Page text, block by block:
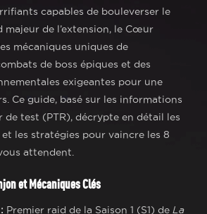
capables de bouleverser le
majeur de l’extension, le Cœur
mécaniques uniques de
de boss épiques et des
exigeantes pour une
Ce guide, basé sur les informations
de test (PTR), décrypte en détail les
les stratégies pour vaincre les 8
attendent.
et Mécaniques Clés
Premier raid de la Saison 1 (S1) de La